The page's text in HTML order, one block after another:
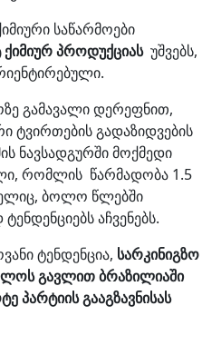
საწარმოები
პროდუქციასუშვებს,
გამავალი დერეფნით,
ტვირთების გადაზიდვების
ნავსადგურში მოქმედი
რომლის წარმადობა 1.5
ბოლო წლებში
აჩვენებს.
ტენდენცია, სარკინიგზო
გავლით ბრაზილიაში
პარტიის გააგზავნისას